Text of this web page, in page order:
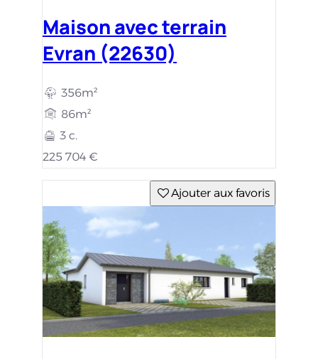
Maison avec terrain
Evran (22630)
356m²
86m²
3 c.
225 704 €
Ajouter aux favoris